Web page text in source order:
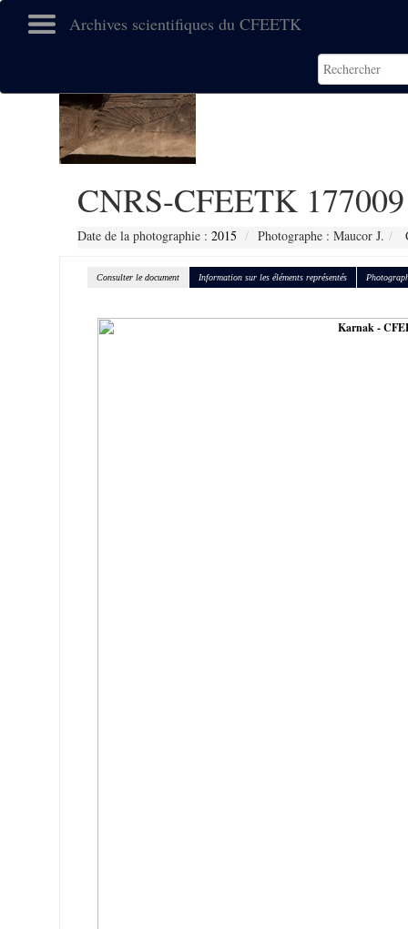
Archives scientifiques du CFEETK
CNRS-CFEETK 177009
Date de la photographie : 2015 Photographe : Maucor J.
Consulter le document Information sur les éléments représentés